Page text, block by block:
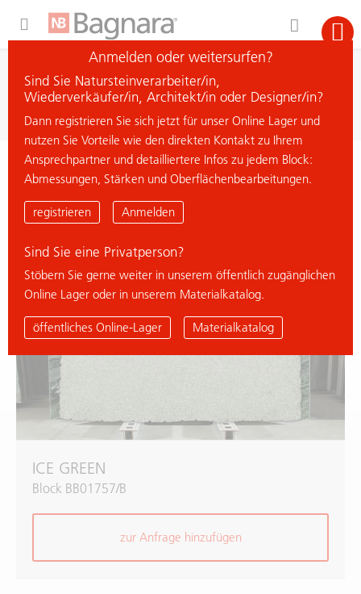
Material suchen
< zurück zur Übersicht
ICE GREEN
ICE GREEN
Block BB01757/B
zur Anfrage hinzufügen
Anmelden oder weitersurfen?
Sind Sie Natursteinverarbeiter/in,
Wiederverkäufer/in, Architekt/in oder Designer/in?
Dann registrieren Sie sich jetzt für unser Online Lager und
nutzen Sie Vorteile wie den direkten Kontakt zu Ihrem
Ansprechpartner und detailliertere Infos zu jedem Block:
Abmessungen, Stärken und Oberflächenbearbeitungen.
registrieren Anmelden
Sind Sie eine Privatperson?
Stöbern Sie gerne weiter in unserem öffentlich zugänglichen
Online Lager oder in unserem Materialkatalog.
öffentliches Online-Lager Materialkatalog